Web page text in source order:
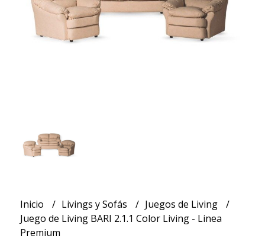
Inicio Livings y Sofás
Juegos de Living
Juego de Living BARI 2.1.1 Color Living - Linea
Premium